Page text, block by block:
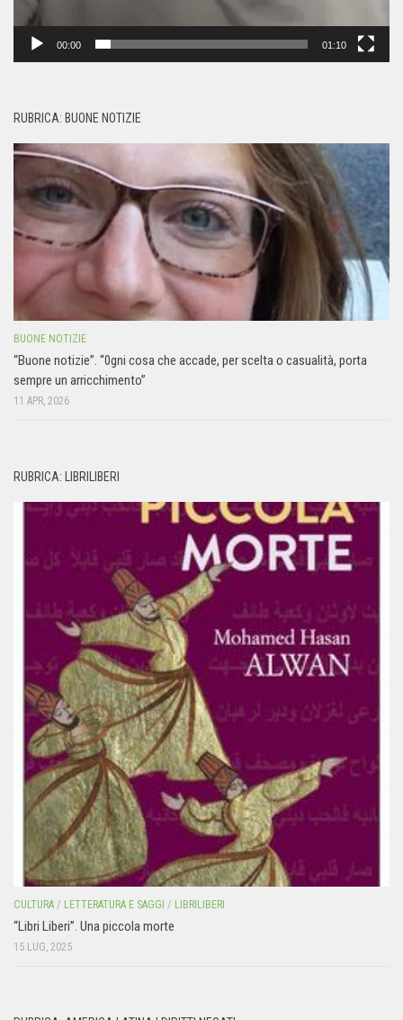
00:00 01:10
RUBRICA: BUONE NOTIZIE
BUONE NOTIZIE
“Buone notizie”. “0gni cosa che accade, per scelta o casualità, porta
sempre un arricchimento”
11 APR, 2026
RUBRICA: LIBRILIBERI
CULTURA / LETTERATURA E SAGGI / LIBRILIBERI
“Libri Liberi”. Una piccola morte
15 LUG, 2025